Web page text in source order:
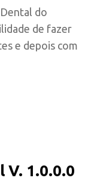
do
de fazer
e depois com
V. 1.0.0.0